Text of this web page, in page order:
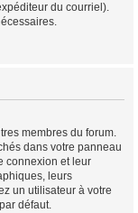
du courriel).
membres du forum.
dans votre panneau
connexion et leur
leurs
un utilisateur à votre
défaut.